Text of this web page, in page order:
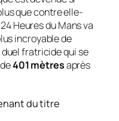
que contre elle-
Heures du Mans va
incroyable de
duel fratricide qui se
401 mètresaprès
du titre